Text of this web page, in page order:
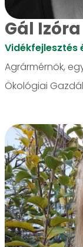
Gál Izóra
Vidékfejlesztés
Agrármérnök,
Ökológiai